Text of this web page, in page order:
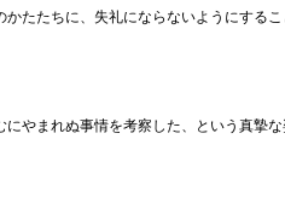
たたちに、失礼にならないようにするこ
やまれぬ事情を考察した、という真摯